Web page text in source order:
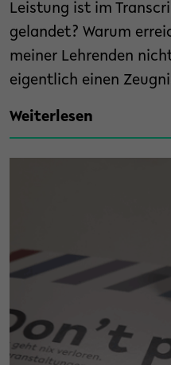
Leistung ist im
gelandet? Warum
meiner Lehrenden
eigentlich einen
Weiterlesen